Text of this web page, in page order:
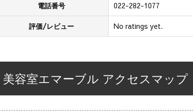
電話番号 022-282-1077
評価/レビュー No ratings yet.
美容室エマーブル アクセスマップ